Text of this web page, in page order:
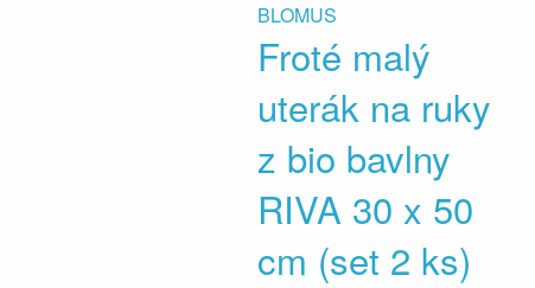
BLOMUS
Froté malý
uterák na ruky
z bio bavlny
RIVA 30 x 50
cm (set 2 ks)